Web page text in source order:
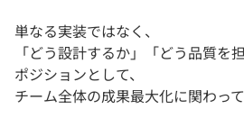
単なる実装ではなく、
「どう設計するか」「どう品質を
ポジションとして、
チーム全体の成果最大化に関わって